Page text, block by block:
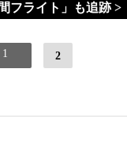
フライト」も追跡 >
1 2